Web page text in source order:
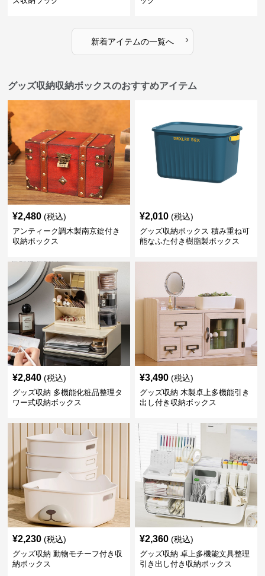
新着アイテムの一覧へ ›
グッズ収納収納ボックスのおすすめアイテム
¥2,480 (税込)
アンティーク調木製南京錠付き
収納ボックス
¥2,010 (税込)
グッズ収納ボックス 積み重ね可
能なふた付き樹脂製ボックス
¥2,840 (税込)
グッズ収納 多機能化粧品整理タ
ワー式収納ボックス
¥3,490 (税込)
グッズ収納 木製卓上多機能引き
出し付き収納ボックス
¥2,230 (税込)
グッズ収納 動物モチーフ付き収
納ボックス
¥2,360 (税込)
グッズ収納 卓上多機能文具整理
引き出し付き収納ボックス